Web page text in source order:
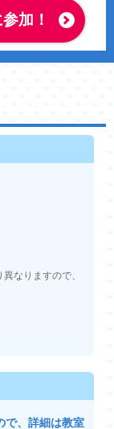
加！
なりますので、
で、詳細は教室